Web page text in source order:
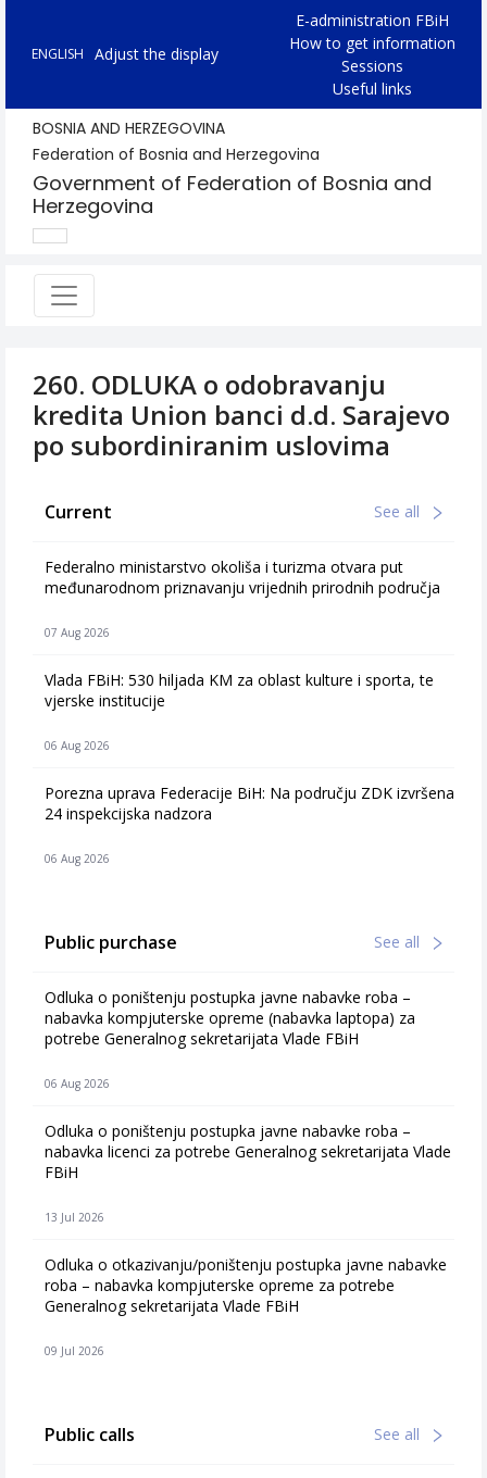
ENGLISH Adjust the display
E-administration FBiH
How to get information
Sessions
Useful links
BOSNIA AND HERZEGOVINA
Federation of Bosnia and Herzegovina
Government of Federation of Bosnia and
Herzegovina
260. ODLUKA o odobravanju
kredita Union banci d.d. Sarajevo
po subordiniranim uslovima
Current See all
Federalno ministarstvo okoliša i turizma otvara put
međunarodnom priznavanju vrijednih prirodnih područja
07 Aug 2026
Vlada FBiH: 530 hiljada KM za oblast kulture i sporta, te
vjerske institucije
06 Aug 2026
Porezna uprava Federacije BiH: Na području ZDK izvršena
24 inspekcijska nadzora
06 Aug 2026
Public purchase See all
Odluka o poništenju postupka javne nabavke roba –
nabavka kompjuterske opreme (nabavka laptopa) za
potrebe Generalnog sekretarijata Vlade FBiH
06 Aug 2026
Odluka o poništenju postupka javne nabavke roba –
nabavka licenci za potrebe Generalnog sekretarijata Vlade
FBiH
13 Jul 2026
Odluka o otkazivanju/poništenju postupka javne nabavke
roba – nabavka kompjuterske opreme za potrebe
Generalnog sekretarijata Vlade FBiH
09 Jul 2026
Public calls See all